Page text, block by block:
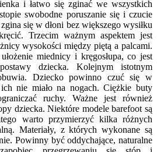
i łatwo się zginać we wszystkich
swobodne poruszanie się i czucie
się w dłoni bez większego wysiłku
Trzecim ważnym aspektem jest
wysokości między piętą a palcami.
miednicy i kręgosłupa, co jest
dziecka. Kolejnym istotnym
Dziecko powinno czuć się w
nie miało na nogach. Ciężkie buty
ruchy. Ważne jest również
dziecka. Niektóre modele barefoot są
warto przymierzyć kilka różnych
Materiały, z których wykonane są
Powinny być oddychające, naturalne